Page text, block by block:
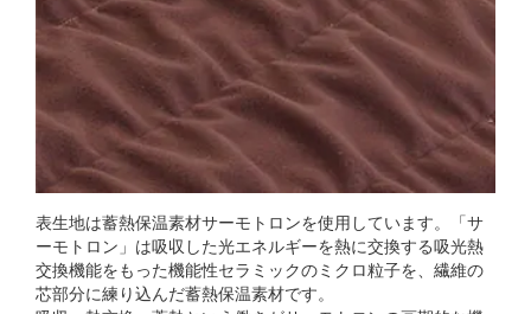
表生地は蓄熱保温素材サーモトロンを使用しています。「サ
ーモトロン」は吸収した光エネルギーを熱に交換する吸光熱
交換機能をもった機能性セラミックのミクロ粒子を、繊維の
芯部分に練り込んだ蓄熱保温素材です。